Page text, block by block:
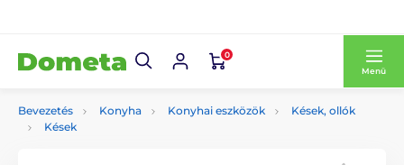
0
Menü
Bevezetés Konyha Konyhai eszközök
Kések, ollók
Kések